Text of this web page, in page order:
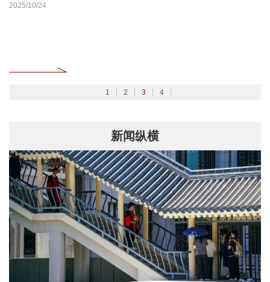
2026/02/27
2026/03/30
2025/10/24
2026/03/06
1 2 3 4
新闻纵横